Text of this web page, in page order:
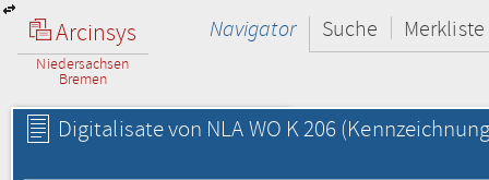
Arcinsys
Niedersachsen
Bremen
Navigator Suche Merkliste
Digitalisate von NLA WO K 206